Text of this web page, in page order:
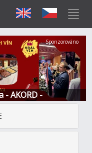
- AKORD -
Další
Sponzorováno